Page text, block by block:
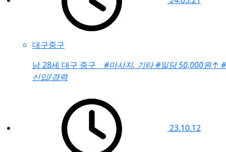
대구중구
남28세 대구 중구 #마사지, 기타#일당 50,000원↑ #
신입/경력
23.10.12